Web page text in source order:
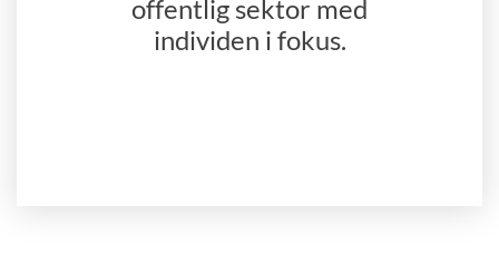
offentlig sektor med
individen i fokus.